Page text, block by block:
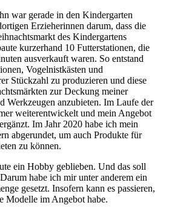
war gerade in den Kindergarten
Erzieherinnen darum, dass die
des Kindergartens
kurzerhand 10 Futterstationen, die
ausverkauft waren. So entstand
Vogelnistkästen und
Stückzahl zu produzieren und diese
zur Deckung meiner
Werkzeugen anzubieten. Im Laufe der
weiterentwickelt und mein Angebot
Im Jahr 2020 habe ich mein
abgerundet, um auch Produkte für
zu können.
ein Hobby geblieben. Und das soll
habe ich mir unter anderem ein
gesetzt. Insofern kann es passieren,
Modelle im Angebot habe.